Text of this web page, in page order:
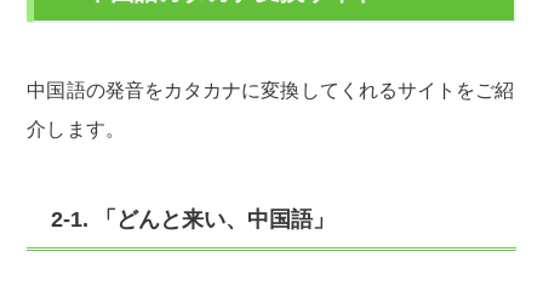
中国語の発音をカタカナに変換してくれるサイトをご紹
介します。
2-1. 「どんと来い、中国語」